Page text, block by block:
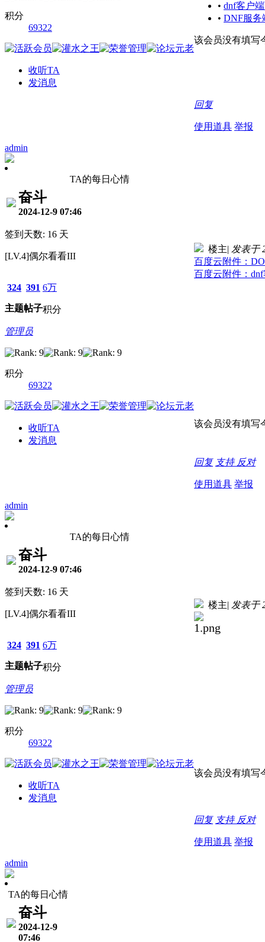
积分
69322
收听TA
发消息
• dnf客户
• DNF服务
该会员没有填写
回复
使用道具 举报
admin
TA的每日心情
奋斗
2024-12-9 07:46
签到天数: 16 天
[LV.4]偶尔看看III
324
主题
391
帖子
6万
积分
管理员
积分
69322
收听TA
发消息
楼主| 发表于
百度云附件：
百度云附件：dnf
该会员没有填写
回复 支持 反对
使用道具 举报
admin
TA的每日心情
奋斗
2024-12-9 07:46
签到天数: 16 天
[LV.4]偶尔看看III
324
主题
391
帖子
6万
积分
管理员
积分
69322
收听TA
发消息
楼主| 发表于
该会员没有填写
回复 支持 反对
使用道具 举报
admin
TA的每日心情
奋斗
2024-12-9
07:46